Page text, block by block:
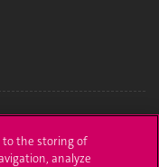
to the storing of
analyze